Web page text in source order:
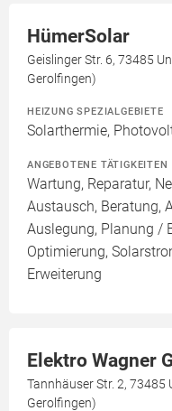
HümerSolar
Geislinger Str. 6, 73485
Gerolfingen)
HEIZUNG SPEZIALGEBIETE
Solarthermie,
ANGEBOTENE TÄTIGKEITEN
Wartung, Reparatur,
Austausch, Beratung,
Auslegung, Planung /
Optimierung,
Erweiterung
Elektro Wagner
Tannhäuser Str. 2,
Gerolfingen)